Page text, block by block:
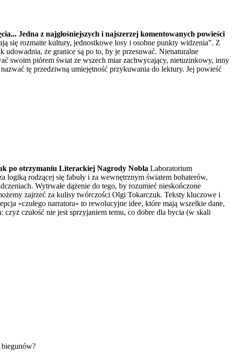
Jedna z najgłośniejszych i najszerzej komentowanych powieści
się rozmaite kultury, jednostkowe losy i osobne punkty widzenia”. Z
że granice są po to, by je przesuwać. Nienaturalne
swoim piórem świat ze wszech miar zachwycający, nietuzinkowy, inny
tę przedziwną umiejętność przykuwania do lektury. Jej powieść
po otrzymaniu Literackiej Nagrody Nobla Laboratorium
logiką rodzącej się fabuły i za wewnętrznym światem bohaterów,
Wytrwałe dążenie do tego, by rozumieć nieskończone
zajrzeć za kulisy twórczości Olgi Tokarczuk. Teksty kluczowe i
«czułego narratora» to rewolucyjne idee, które mają wszelkie dane,
czułość nie jest sprzyjaniem temu, co dobre dla bycia (w skali
biegunów?